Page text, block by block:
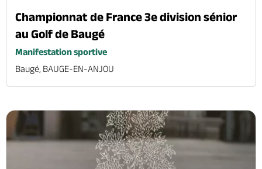
Championnat de France 3e division sénior
au Golf de Baugé
Manifestation sportive
Baugé, BAUGE-EN-ANJOU